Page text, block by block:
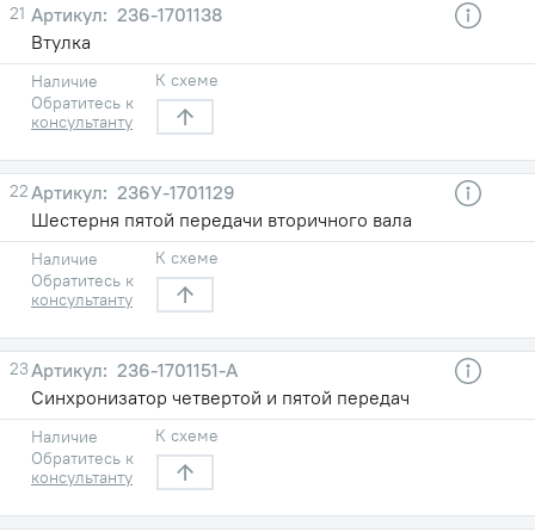
21
236-1701138
Втулка
Наличие
Обратитесь к
консультанту
К схеме
22
236У-1701129
Шестерня пятой передачи вторичного вала
Наличие
Обратитесь к
консультанту
К схеме
23
236-1701151-А
Синхронизатор четвертой и пятой передач
Наличие
Обратитесь к
консультанту
К схеме